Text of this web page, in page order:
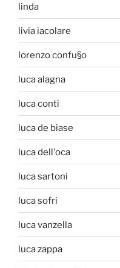
linda
livia iacolare
lorenzo confu§o
luca alagna
luca conti
luca de biase
luca dell'oca
luca sartoni
luca sofri
luca vanzella
luca zappa